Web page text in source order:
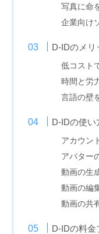
写真に命
企業向け
D-IDのメリ
低コスト
時間と労
言語の壁
D-IDの使い
アカウン
アバター
動画の生
動画の編
動画の共
D-IDの料金